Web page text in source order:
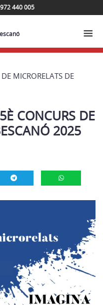
440 005
MICRORELATS DE
CONCURS DE
2025